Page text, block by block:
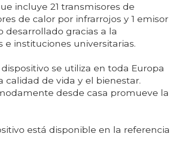
incluye 21 transmisores de
de calor por infrarrojos y 1 emisor
desarrollado gracias a la
instituciones universitarias.
se utiliza en toda Europa
calidad de vida y el bienestar.
desde casa promueve la
está disponible en la referencia